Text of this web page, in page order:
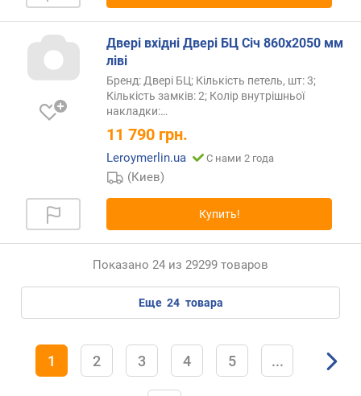
Двері вхідні Двері БЦ Січ 860х2050 мм
ліві
Бренд: Двері БЦ; Кількість петель, шт: 3;
Кількість замків: 2; Колір внутрішньої
накладки:…
11 790 грн.
Leroymerlin.ua С нами 2 года
(Киев)
Купить!
Показано 24 из 29299 товаров
еще 24 товара
1 2 3 4 5 ...